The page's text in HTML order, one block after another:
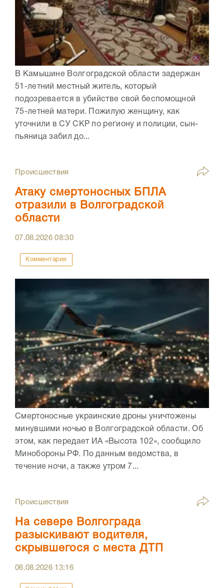
В Камышине Волгоградской области задержан
51-летний местный житель, который
подозревается в убийстве свой беспомощной
75-летней матери. Пожилую женщину, как
уточнили в СУ СКР по региону и полиции, сын-
пьяница забил до...
Происшествия
Атаку смертоносных БПЛА
отразили в Волгоградской
области
07.08.202608:30
Комментарии
Смертоносные украинские дроны уничтожены
минувшими ночью в Волгоградской области. Об
этом, как передает ИА «Высота 102», сообщило
Минобороны РФ. По данным ведомства, в
течение ночи, а также утром 7...
Происшествия
На севере Волгограда
разыскивают водителя,
скрывшегося с места ДТП
06.08.2026 13:16